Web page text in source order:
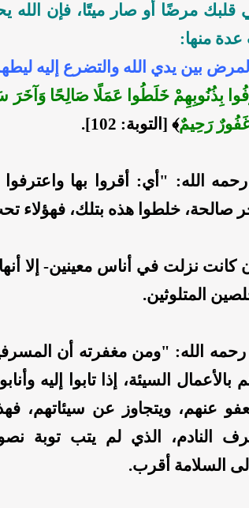
مرضًا أو صار ميتًا، فإن الله
منها:
بِذُنُوبِهِمْ خَلَطُوا عَمَلًا صَالِحًا وَآخَرَ
غَفُورٌ رَحِيمٌ﴾ [التوبة: 102].
الله: "أي: أقروا بها واعترفوا
صالحة، خلطوا هذه بتلك، فهؤلاء
كانت نزلت في أناس معينين- إلا
المتلوثين.
الله: "ومن مغفرته أن
السيئة، إذا تابوا إليه
يعفو عنهم، ويتجاوز عن سيئاتهم،
النادم، الذي لم يتب توبة
السلامة أقرب.